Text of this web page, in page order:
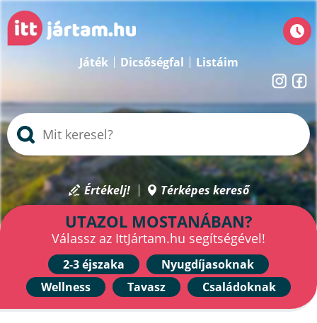
Játék Dicsőségfal Listáim
Értékelj! Térképes kereső
UTAZOL MOSTANÁBAN?
Válassz az IttJártam.hu segítségével!
2-3 éjszaka
Nyugdíjasoknak
Wellness
Tavasz Családoknak